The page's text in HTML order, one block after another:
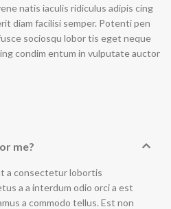
natis iaculis ridiculus adipis cing
diam facilisi semper. Potenti pen
sociosqu lobor tis eget neque
condim entum in vulputate auctor
me?
a consectetur lobortis
a a interdum odio orci a est
a commodo tellus. Est non